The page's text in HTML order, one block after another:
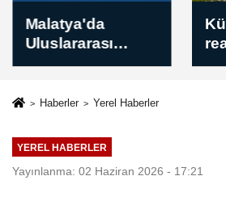
Malatya'da
Uluslararası
Beydağı Dağ
sürüyor
Haberler Yerel Haberler
YEREL HABERLER
Yayınlanma: 02 Haziran 2026 - 17:21